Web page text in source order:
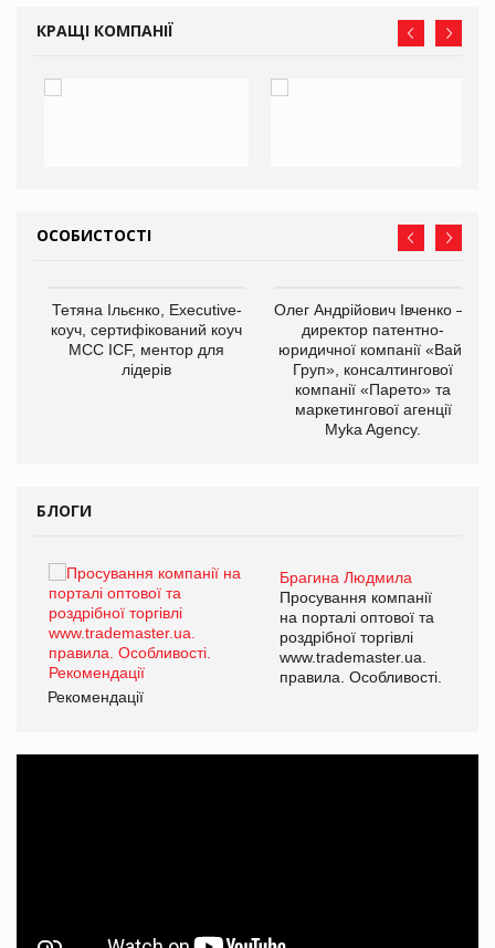
КРАЩІ КОМПАНІЇ
ОСОБИСТОСТІ
Тетяна Ільєнко, Executive-
коуч, сертифікований коуч
МСС ICF, ментор для
лідерів
Олег Андрійович Івченко —
директор патентно-
юридичної компанії «Вайз
Груп», консалтингової
компанії «Парето» та
маркетингової агенції
Myka Agency.
БЛОГИ
Брагина Людмила
Просування компанії
на порталі оптової та
роздрібної торгівлі
www.trademaster.ua.
правила. Особливості.
Рекомендації